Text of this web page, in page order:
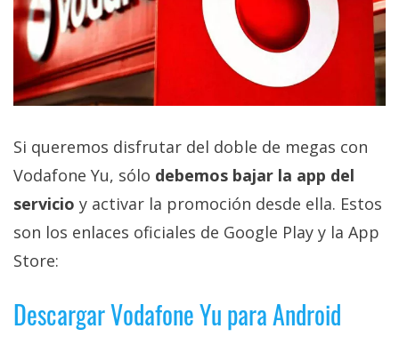
Si queremos disfrutar del doble de megas con
Vodafone Yu, sólo debemos bajar la app del
servicio y activar la promoción desde ella. Estos
son los enlaces oficiales de Google Play y la App
Store:
Descargar Vodafone Yu para Android